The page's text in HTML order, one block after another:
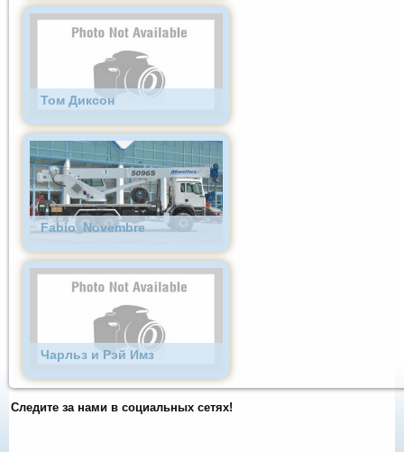
Том Диксон
Fabio_Novembre
Чарльз и Рэй Имз
Следите за нами в социальных сетях!